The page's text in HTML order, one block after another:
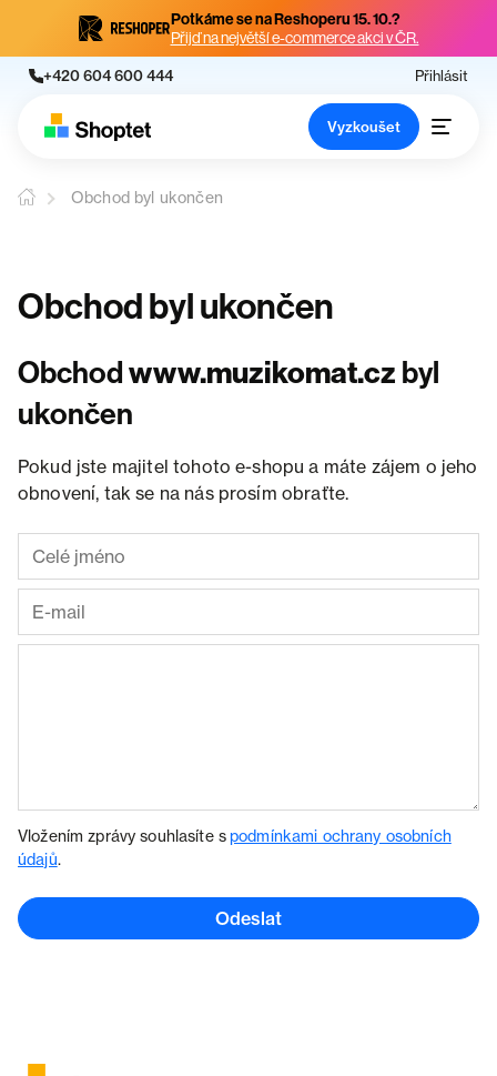
Potkáme se na Reshoperu 15. 10.?
Přijď na největší e-commerce akci v ČR.
+420 604 600 444 Přihlásit
Vyzkoušet
Obchod byl ukončen
Obchod byl ukončen
Obchodwww.muzikomat.cz byl
ukončen
Pokud jste majitel tohoto e-shopu a máte zájem o jeho
obnovení, tak se na nás prosím obraťte.
Vložením zprávy souhlasíte spodmínkami ochrany osobních
údajů.
Odeslat